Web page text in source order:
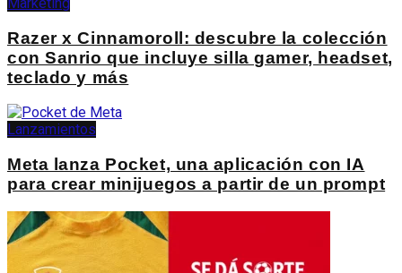
Razer x Cinnamoroll: descubre la colección
con Sanrio que incluye silla gamer, headset,
teclado y más
Lanzamientos
Meta lanza Pocket, una aplicación con IA
para crear minijuegos a partir de un prompt